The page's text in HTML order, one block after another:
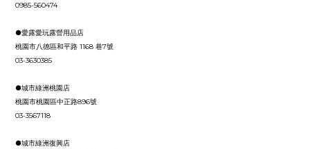
0985-560474
●愛露愛玩露營用品店
桃園市八德區和平路 1168 巷7號
03-3630385
●城市綠洲桃園店
桃園市桃園區中正路896號
03-3567118
●城市綠洲復興店